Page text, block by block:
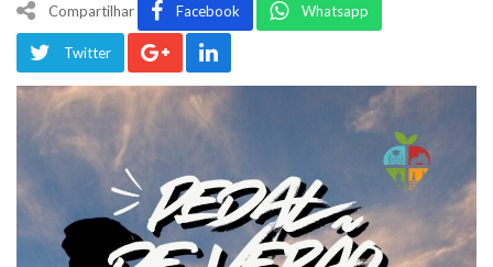
Compartilhar Facebook Whatsapp
Twitter